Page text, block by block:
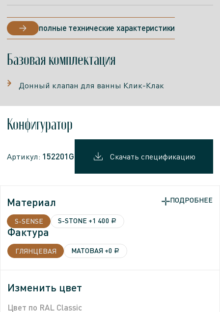
полные технические характеристики
полные технические характеристики
Базовая комплектация
Донный клапан для ванны Клик-Клак
Конфигуратор
Артикул: 152201G Скачать спецификацию
Материал
S-SENSE S-STONE +1 400 a
Фактура
ГЛЯНЦЕВАЯ МАТОВАЯ +0 a
ПОДРОБНЕЕ
Изменить цвет
Цвет по RAL Classic
Цвет по RAL Classic
Фактура
МАТОВАЯ
ПОДРОБНЕЕ
Изменить цвет
ТАБЛИЦА ВСЕХ ДОСТУПНЫХ ЦВЕТОВ